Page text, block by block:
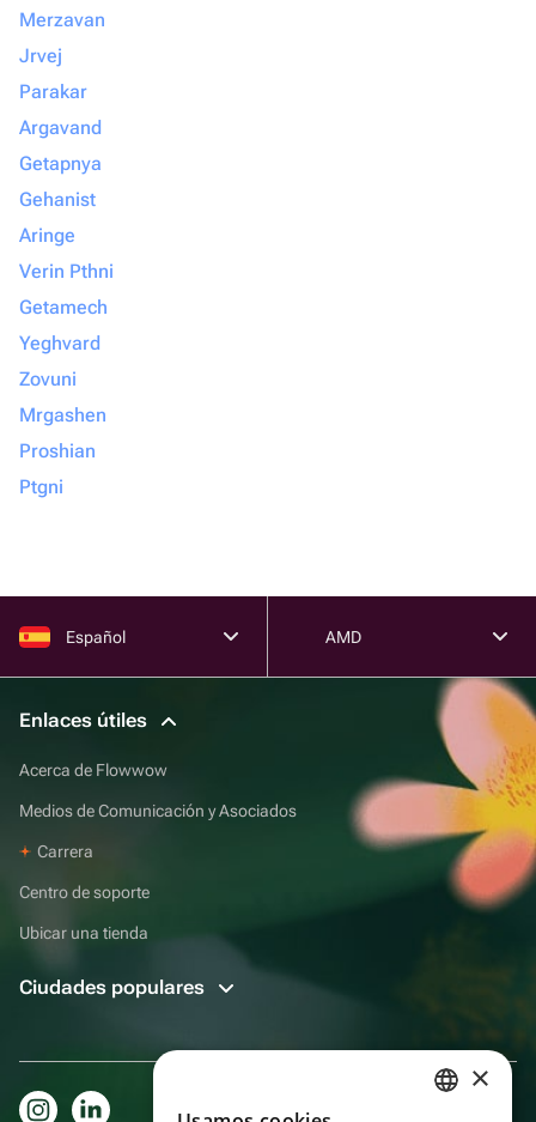
Merzavan
Jrvej
Parakar
Argavand
Getapnya
Gehanist
Aringe
Verin Pthni
Getamech
Yeghvard
Zovuni
Mrgashen
Proshian
Ptgni
Español AMD
Enlaces útiles
Acerca de Flowwow
Medios de Comunicación y Asociados
Carrera
Centro de soporte
Ubicar una tienda
Ciudades populares
×